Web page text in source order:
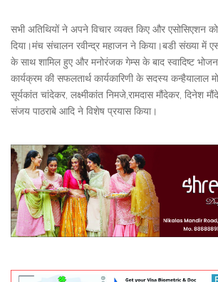
सभी अतिथियों ने अपने विचार व्यक्त किए और एसोसिएशन
दिया।मंच संचालन रवीन्द्र महाजन ने किया।बडी संख्या में
के साथ शामिल हुए और मनोरंजक गेम्स के बाद स्वादिष्ट
कार्यक्रम की सफलतार्थ कार्यकारिणी के सदस्य कन्हैयालाल
सूर्यकांत चांदेकर, लक्ष्मीकांत निमजे,रामदास मौंदेकर, दिनेश
संजय पाठराबे आदि ने विशेष प्रयास किया।